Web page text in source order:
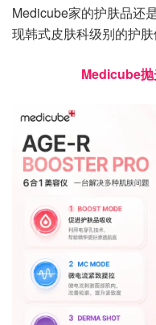
Medicube家的护肤品还
现韩式皮肤科级别的护
Medicube